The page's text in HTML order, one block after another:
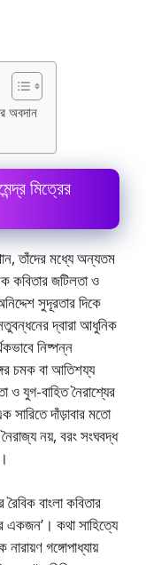
অবদান
মিত্রের
তাঁদের মধ্যে অন্যতম
কবিতার জটিলতা ও
সুদূরতার দিকে
দ্বারা আধুনিক
নিষ্পন্ন
চমক বা আতিশয্য
ও যুগ-বাহিত নৈরাশ্যের
দাঁড়াবার মতাে
নয়, বরং সংঘবদ্ধ
বাংলা কবিতার
একজন’। কথা সাহিত্যে
গঙ্গোপাধ্যায়